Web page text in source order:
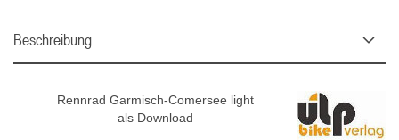
Beschreibung
Rennrad Garmisch-Comersee light
als Download